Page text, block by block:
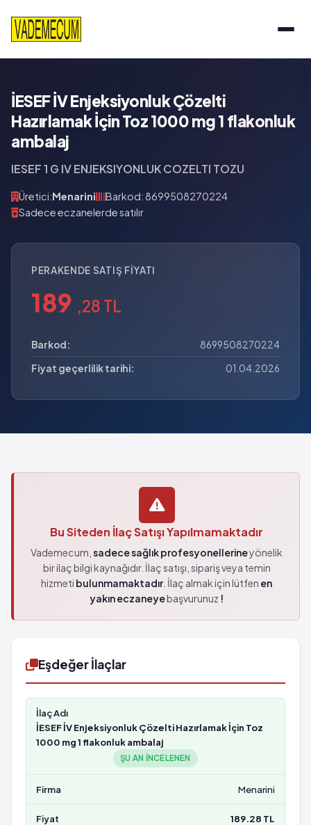
İESEF İV Enjeksiyonluk Çözelti
Hazırlamak İçin Toz 1000 mg 1 flakonluk
ambalaj
IESEF 1 G IV ENJEKSIYONLUK COZELTI TOZU
Üretici:Menarini
Barkod: 8699508270224
Sadece eczanelerde satılır
PERAKENDE SATIŞ FIYATI
189 ,28 TL
Barkod:
8699508270224
Fiyat geçerlilik tarihi:
01.04.2026
Bu Siteden İlaç Satışı Yapılmamaktadır
Vademecum, sadece sağlık profesyonellerineyönelik
bir ilaç bilgi kaynağıdır. İlaç satışı, sipariş veya temin
hizmeti bulunmamaktadır. İlaç almak için lütfen en
yakın eczaneyebaşvurunuz !
Eşdeğer İlaçlar
İESEF İV Enjeksiyonluk Çözelti Hazırlamak İçin Toz
1000 mg 1 flakonluk ambalaj
ŞU AN INCELENEN
Menarini
189.28 TL